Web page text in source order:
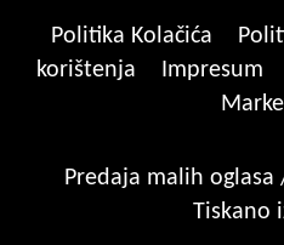
Politika Kolačića
korištenja
Impresum
Predaja malih
Tiskano